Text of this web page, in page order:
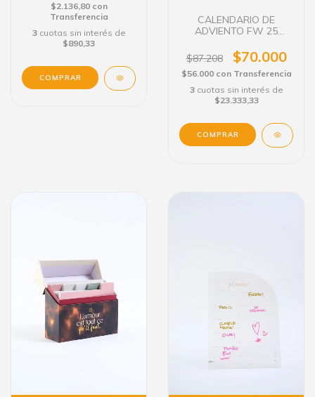
$2.136,80 con
Transferencia
3 cuotas sin interés de
$890,33
CALENDARIO DE
ADVIENTO FW 25
$87.208
$70.000
$56.000 con Transferencia
3 cuotas sin interés de
$23.333,33